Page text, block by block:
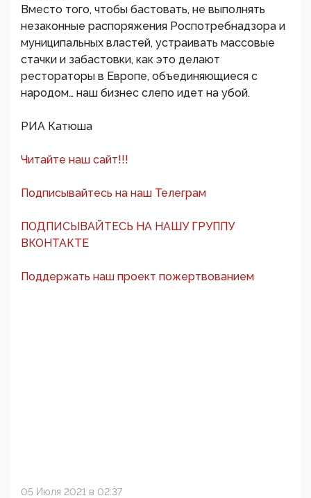
Вместо того, чтобы бастовать, не выполнять
незаконные распоряжения Роспотребнадзора и
муниципальных властей, устраивать массовые
стачки и забастовки, как это делают
рестораторы в Европе, объединяющиеся с
народом… наш бизнес слепо идет на убой.
РИА Катюша
Читайте наш сайт!!!
Подписывайтесь на наш Телеграм
ПОДПИСЫВАЙТЕСЬ НА НАШУ ГРУППУ
ВКОНТАКТЕ
Поддержать наш проект пожертвованием
05 Июля 2021 в 02:37